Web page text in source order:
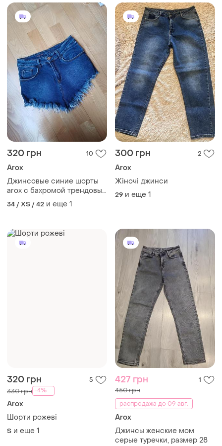
320 грн 10
Arox
Джинсовые синие шорты
arox с бахромой трендовые
супер шортики
34 / XS / 42 и еще 1
300 грн 2
Arox
Жіночі джинси
29 и еще 1
320 грн 5
330 грн -4%
Arox
Шорти рожеві
S и еще 1
427 грн 1
450 грн
распродажа до 09 авг.
Arox
Джинсы женские мом
серые туречки, размер 28